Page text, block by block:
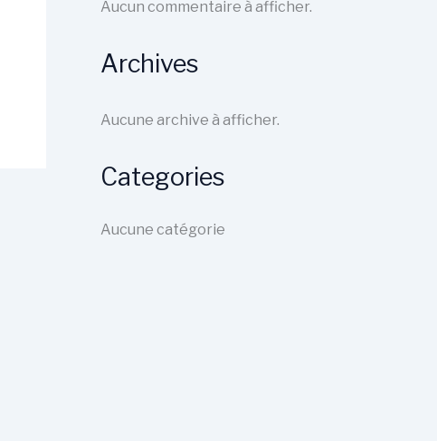
Aucun commentaire à afficher.
Archives
Aucune archive à afficher.
Categories
Aucune catégorie